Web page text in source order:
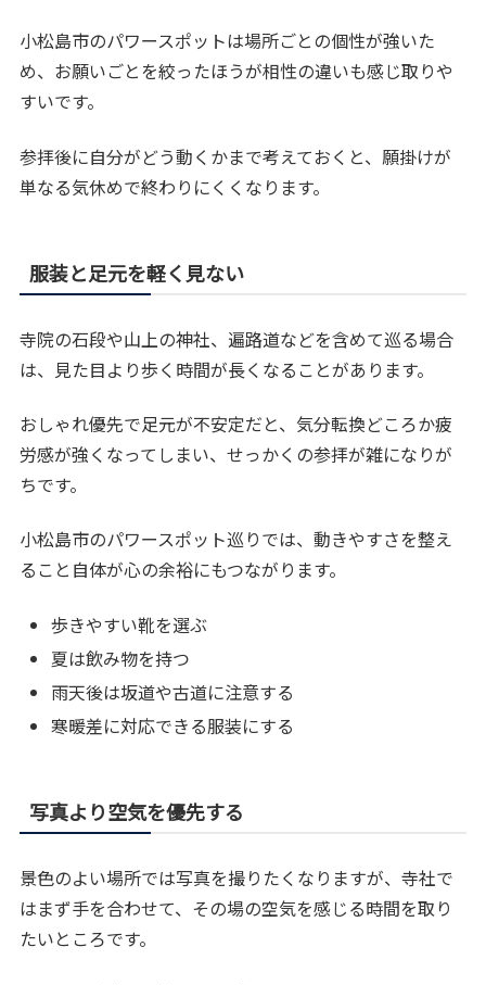
小松島市のパワースポットは場所ごとの個性が強いた
め、お願いごとを絞ったほうが相性の違いも感じ取りや
すいです。
参拝後に自分がどう動くかまで考えておくと、願掛けが
単なる気休めで終わりにくくなります。
服装と足元を軽く見ない
寺院の石段や山上の神社、遍路道などを含めて巡る場合
は、見た目より歩く時間が長くなることがあります。
おしゃれ優先で足元が不安定だと、気分転換どころか疲
労感が強くなってしまい、せっかくの参拝が雑になりが
ちです。
小松島市のパワースポット巡りでは、動きやすさを整え
ること自体が心の余裕にもつながります。
歩きやすい靴を選ぶ
夏は飲み物を持つ
雨天後は坂道や古道に注意する
寒暖差に対応できる服装にする
写真より空気を優先する
景色のよい場所では写真を撮りたくなりますが、寺社で
はまず手を合わせて、その場の空気を感じる時間を取り
たいところです。